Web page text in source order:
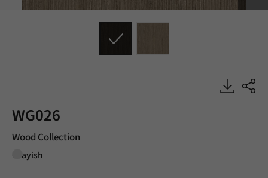
WG026
Wood Collection
Grayish